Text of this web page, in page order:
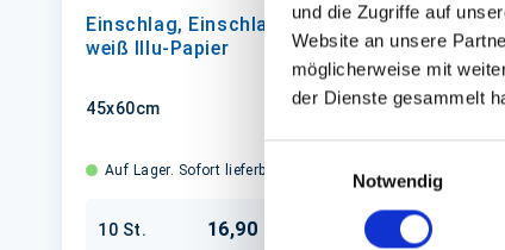
und die Zugriffe auf
Website an unsere
möglicherweise mit
der Dienste gesammelt
Notwendig
Einschlag, Einschlagpapier
weiß Illu-Papier
45x60cm
Auf Lager. Sofort lieferbar.
10 St. 16,90 € In den Warenkorb